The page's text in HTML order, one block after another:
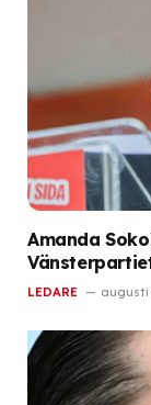
Amanda
LEDARE augusti